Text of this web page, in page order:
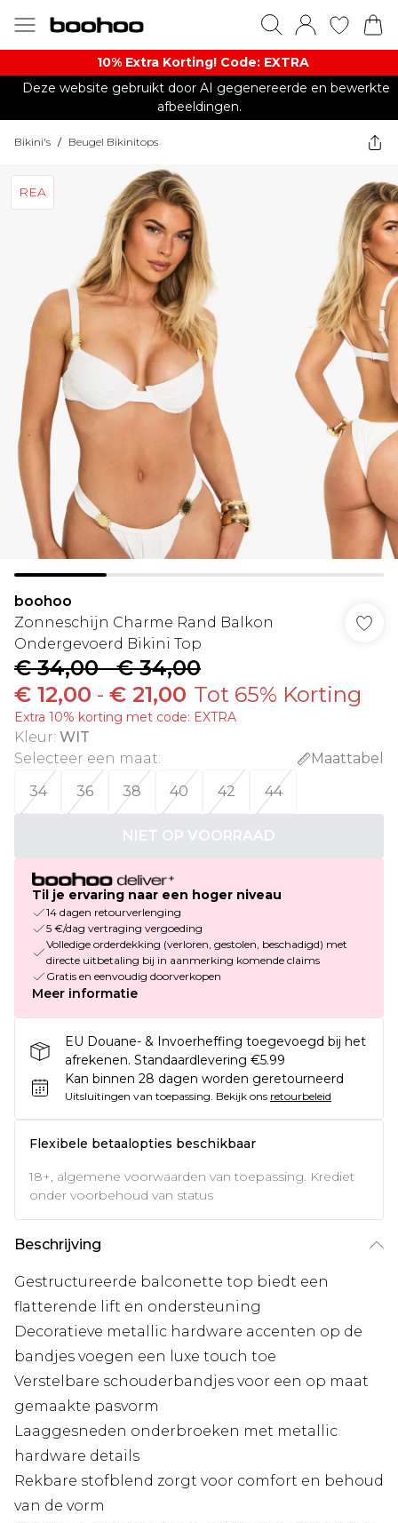
10% Extra Korting! Code: EXTRA​
Deze website gebruikt door AI gegenereerde en bewerkte
afbeeldingen.
Bikini's / Beugel Bikinitops
REA
boohoo
Zonneschijn Charme Rand Balkon
Ondergevoerd Bikini Top
€ 34,00-€ 34,00
€ 12,00 - € 21,00 Tot 65% Korting
Extra 10% korting met code: EXTRA
Kleur: WIT
Selecteer een maat:
Maattabel
34
36 38 40 42 44
NIET OP VOORRAAD
Til je ervaring naar een hoger niveau
14 dagen retourverlenging
5 €/dag vertraging vergoeding
Volledige orderdekking (verloren, gestolen, beschadigd) met
directe uitbetaling bij in aanmerking komende claims
Gratis en eenvoudig doorverkopen
Meer informatie
EU Douane- & Invoerheffing toegevoegd bij het
afrekenen. Standaardlevering €5.99
Kan binnen 28 dagen worden geretourneerd
Uitsluitingen van toepassing. Bekijk ons retourbeleid
Flexibele betaalopties beschikbaar
18+, algemene voorwaarden van toepassing. Krediet
onder voorbehoud van status
Beschrijving
Gestructureerde balconette top biedt een
flatterende lift en ondersteuning
Decoratieve metallic hardware accenten op de
bandjes voegen een luxe touch toe
Verstelbare schouderbandjes voor een op maat
gemaakte pasvorm
Laaggesneden onderbroeken met metallic
hardware details
Rekbare stofblend zorgt voor comfort en behoud
van de vorm